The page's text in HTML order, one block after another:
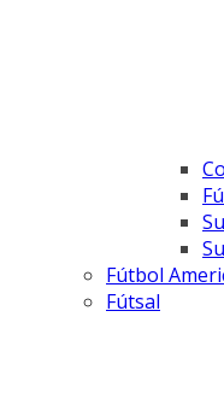
Fútbol
Fútsal